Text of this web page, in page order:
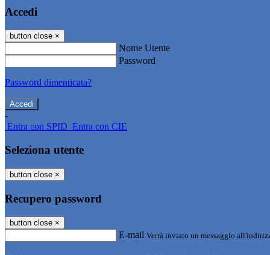
Accedi
button close ×
Nome Utente
Password
Password dimenticata?
-
Entra con SPID Entra con CIE
Seleziona utente
button close ×
Recupero password
button close ×
E-mail Verrà inviato un messaggio